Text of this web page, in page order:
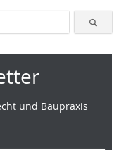
und Baupraxis